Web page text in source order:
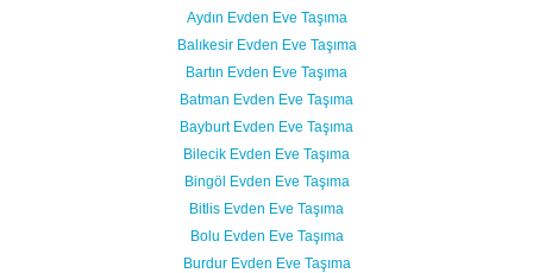
Aydın Evden Eve Taşıma
Balıkesir Evden Eve Taşıma
Bartın Evden Eve Taşıma
Batman Evden Eve Taşıma
Bayburt Evden Eve Taşıma
Bilecik Evden Eve Taşıma
Bingöl Evden Eve Taşıma
Bitlis Evden Eve Taşıma
Bolu Evden Eve Taşıma
Burdur Evden Eve Taşıma